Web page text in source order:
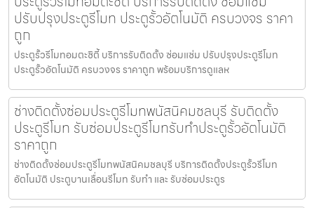
ปรับปรุงประตูรีโมท ประตูรั้วอัตโนมัติ ครบวงจร ราคา
ถูก
ประตูรั้วรีโมทอมตะซิตี้ บริการรับติดตั้ง ซ่อมแซ่ม ปรับปรุงประตูรีโมท
ประตูรั้วอัตโนมัติ ครบวงจร ราคาถูก พร้อมบริการดูแลห
ช่างติดตั้งซ่อมประตูรีโมทพนัสนิคมชลบุรี รับติดตั้ง
ประตูรีโมท รับซ่อมประตูรีโมทรับทำประตูรั้วอัตโนมัติ
ราคาถูก
ช่างติดตั้งซ่อมประตูรีโมทพนัสนิคมชลบุรี บริการติดตั้งประตูรั้วรีโมท
อัตโนมัติ ประตูบานเลื่อนรีโมท รับทำ และ รับซ่อมประตูร